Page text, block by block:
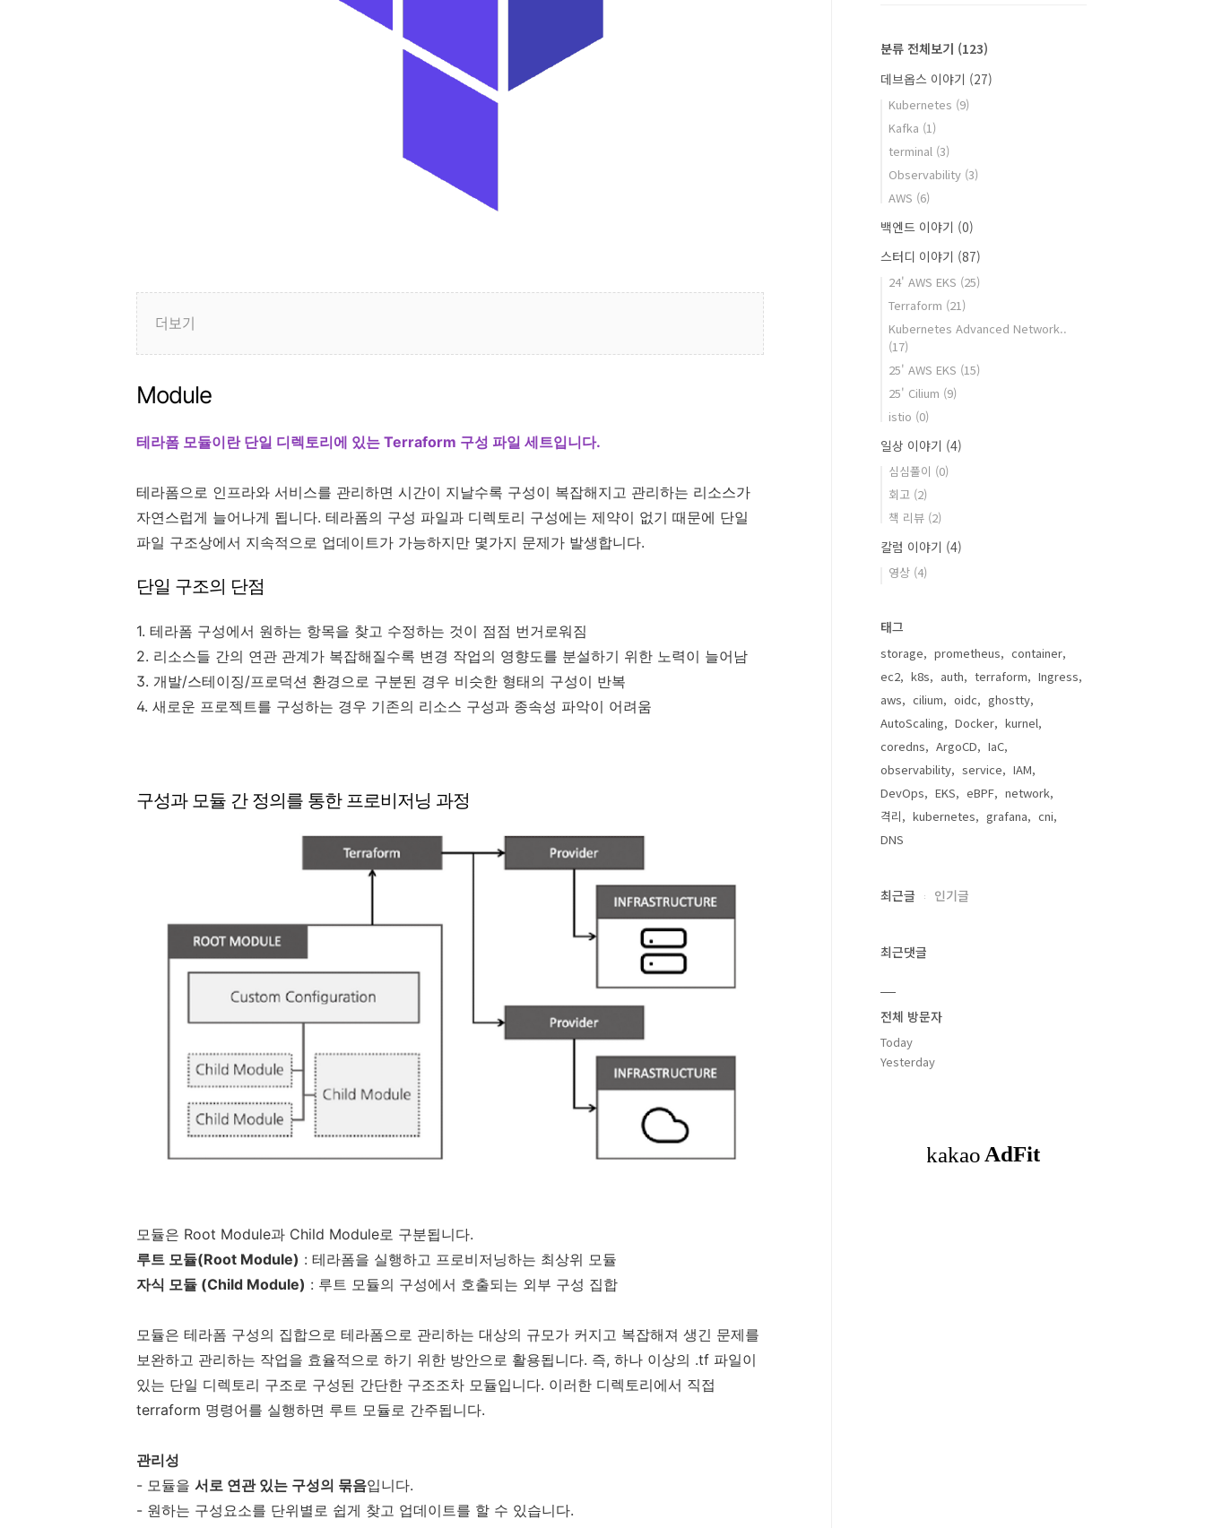
더보기
Module
테라폼 모듈이란 단일 디렉토리에 있는 Terraform 구성 파일 세트입니다.
테라폼으로 인프라와 서비스를 관리하면 시간이 지날수록 구성이 복잡해지고 관리하는 리소스가
자연스럽게 늘어나게 됩니다. 테라폼의 구성 파일과 디렉토리 구성에는 제약이 없기 때문에 단일
파일 구조상에서 지속적으로 업데이트가 가능하지만 몇가지 문제가 발생합니다.
단일 구조의 단점
1. 테라폼 구성에서 원하는 항목을 찾고 수정하는 것이 점점 번거로워짐
2. 리소스들 간의 연관 관계가 복잡해질수록 변경 작업의 영향도를 분설하기 위한 노력이 늘어남
3. 개발/스테이징/프로덕션 환경으로 구분된 경우 비슷한 형태의 구성이 반복
4. 새로운 프로젝트를 구성하는 경우 기존의 리소스 구성과 종속성 파악이 어려움
구성과 모듈 간 정의를 통한 프로비저닝 과정
모듈은 Root Module과 Child Module로 구분됩니다.
루트 모듈(Root Module) : 테라폼을 실행하고 프로비저닝하는 최상위 모듈
자식 모듈 (Child Module) : 루트 모듈의 구성에서 호출되는 외부 구성 집합
모듈은 테라폼 구성의 집합으로 테라폼으로 관리하는 대상의 규모가 커지고 복잡해져 생긴 문제를
보완하고 관리하는 작업을 효율적으로 하기 위한 방안으로 활용됩니다. 즉, 하나 이상의 .tf 파일이
있는 단일 디렉토리 구조로 구성된 간단한 구조조차 모듈입니다. 이러한 디렉토리에서 직접
terraform 명령어를 실행하면 루트 모듈로 간주됩니다.
관리성
- 모듈을 서로 연관 있는 구성의 묶음입니다.
- 원하는 구성요소를 단위별로 쉽게 찾고 업데이트를 할 수 있습니다.
분류 전체보기 (123)
데브옵스 이야기 (27)
Kubernetes (9)
Kafka (1)
terminal (3)
Observability (3)
AWS (6)
백엔드 이야기 (0)
스터디 이야기 (87)
24' AWS EKS (25)
Terraform (21)
Kubernetes Advanced Network..
(17)
25' AWS EKS (15)
25' Cilium (9)
istio (0)
일상 이야기 (4)
심심풀이 (0)
회고 (2)
책 리뷰 (2)
칼럼 이야기 (4)
영상 (4)
태그
storage prometheus
container
ec2
k8s auth terraform
Ingress
aws
cilium oidc
ghostty
AutoScaling
Docker
kurnel
coredns
ArgoCD
IaC
observability
service
IAM
DevOps
EKS eBPF
network
격리
kubernetes grafana
cni
DNS
최근글 인기글
최근댓글
전체 방문자
Today
Yesterday